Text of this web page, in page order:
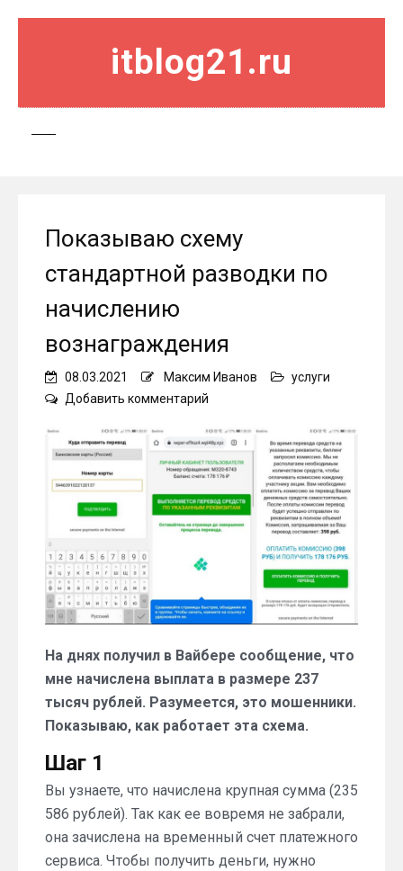
itblog21.ru
Показываю схему
стандартной разводки по
начислению
вознаграждения
08.03.2021 Максим Иванов
услуги
Добавить комментарий
схему
стандартной
разводки
по
начислению
вознаграждения
На днях получил в Вайбере сообщение, что
мне начислена выплата в размере 237
тысяч рублей. Разумеется, это мошенники.
Показываю, как работает эта схема.
Шаг 1
Вы узнаете, что начислена крупная сумма (235
586 рублей). Так как ее вовремя не забрали,
она зачислена на временный счет платежного
сервиса. Чтобы получить деньги, нужно